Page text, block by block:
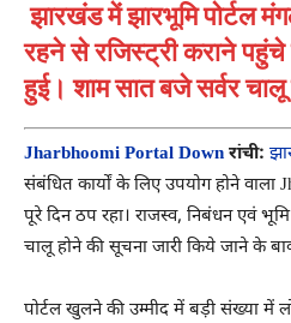
झारखंड में झारभूमि पोर्टल
रहने से रजिस्ट्री कराने पहुंचे
हुई। शाम सात बजे सर्वर चालू
Jharbhoomi Portal Down रांची:
संबंधित कार्यों के लिए उपयोग होने वाला
पूरे दिन ठप रहा। राजस्व, निबंधन एवं
चालू होने की सूचना जारी किये जाने के
पोर्टल खुलने की उम्मीद में बड़ी संख्या में